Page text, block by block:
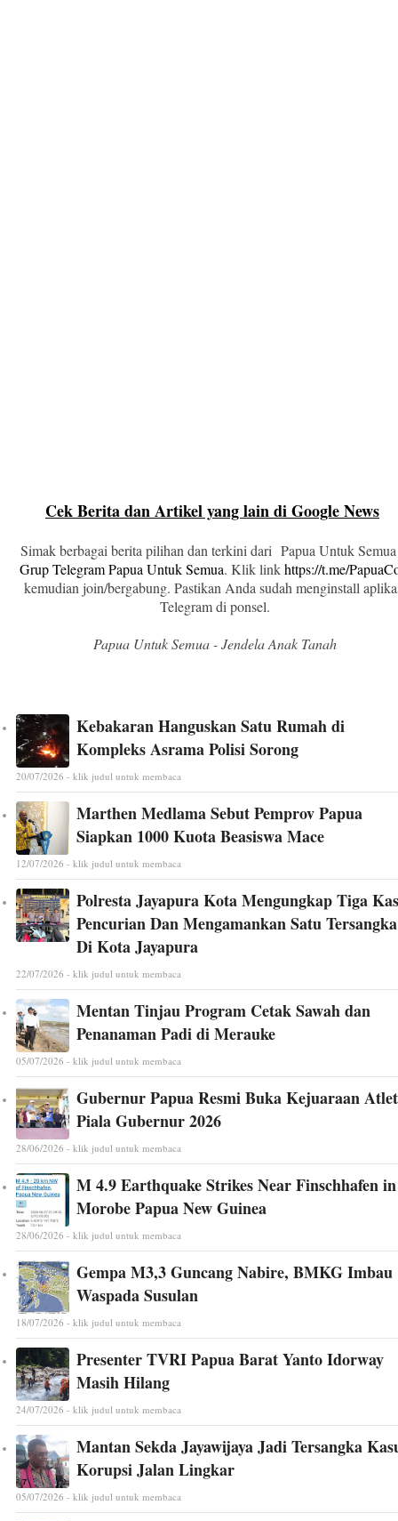
Cek Berita dan Artikel yang lain di Google News
Simak berbagai berita pilihan dan terkini dari Papua Untuk
Grup Telegram Papua Untuk Semua. Klik linkhttps://t.me/
kemudian join/bergabung. Pastikan Anda sudah menginstall
Telegram di ponsel.
Papua Untuk Semua - Jendela Anak Tanah
Kebakaran Hanguskan Satu Rumah di
Kompleks Asrama Polisi Sorong
20/07/2026 - klik judul untuk membaca
Marthen Medlama Sebut Pemprov Papua
Siapkan 1000 Kuota Beasiswa Mace
12/07/2026 - klik judul untuk membaca
Polresta Jayapura Kota Mengungkap Tiga
Pencurian Dan Mengamankan Satu Tersangka
Di Kota Jayapura
22/07/2026 - klik judul untuk membaca
Mentan Tinjau Program Cetak Sawah dan
Penanaman Padi di Merauke
05/07/2026 - klik judul untuk membaca
Gubernur Papua Resmi Buka Kejuaraan
Piala Gubernur 2026
28/06/2026 - klik judul untuk membaca
M 4.9 Earthquake Strikes Near Finschhafen in
Morobe Papua New Guinea
28/06/2026 - klik judul untuk membaca
Gempa M3,3 Guncang Nabire, BMKG Imbau
Waspada Susulan
18/07/2026 - klik judul untuk membaca
Presenter TVRI Papua Barat Yanto Idorway
Masih Hilang
24/07/2026 - klik judul untuk membaca
Mantan Sekda Jayawijaya Jadi Tersangka
Korupsi Jalan Lingkar
05/07/2026 - klik judul untuk membaca